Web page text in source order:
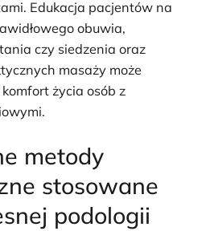
Edukacja pacjentów na
obuwia,
czy siedzenia oraz
masaży może
życia osób z
metody
stosowane
podologii